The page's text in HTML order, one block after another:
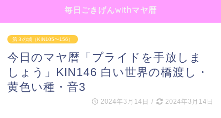
毎日ごきげんwithマヤ暦
第３の城（KIN105〜156）
今日のマヤ暦「プライドを手放しま
しょう」KIN146 白い世界の橋渡し・
黄色い種・音3
2024年3月14日 / 2024年3月14日